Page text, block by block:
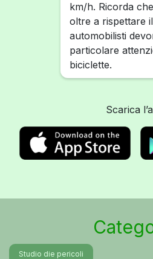
km/h. Ricorda
oltre a rispettare
automobilisti
particolare
biciclette.
Scarica
Studio die pericoli